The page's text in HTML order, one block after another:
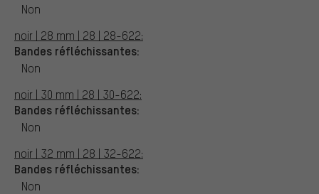
Non
noir | 28 mm | 28 | 28-622:
Bandes réfléchissantes:
Non
noir | 30 mm | 28 | 30-622:
Bandes réfléchissantes:
Non
noir | 32 mm | 28 | 32-622:
Bandes réfléchissantes:
Non